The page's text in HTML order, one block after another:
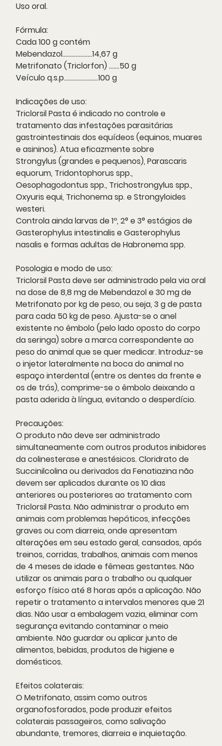
Uso oral.
Fórmula:
Cada 100 g contém
Mebendazol....................14,67 g
Metrifonato (Triclorfon) .......50 g
Veículo q.s.p.......................100 g
Indicações de uso:
Triclorsil Pasta é indicado no controle e
tratamento das infestações parasitárias
gastrointestinais dos equídeos (equinos, muares
e asininos). Atua eficazmente sobre
Strongylus (grandes e pequenos), Parascaris
equorum, Tridontophorus spp.,
Oesophagodontus spp., Trichostrongylus spp.,
Oxyuris equi, Trichonema sp. e Strongyloides
westeri.
Controla ainda larvas de 1º, 2° e 3° estágios de
Gasterophylus intestinalis e Gasterophylus
nasalis e formas adultas de Habronema spp.
Posologia e modo de uso:
Triclorsil Pasta deve ser administrado pela via oral
na dose de 8,8 mg de Mebendazol e 30 mg de
Metrifonato por kg de peso, ou seja, 3 g de pasta
para cada 50 kg de peso. Ajusta-se o anel
existente no êmbolo (pelo lado oposto do corpo
da seringa) sobre a marca correspondente ao
peso do animal que se quer medicar. Introduz-se
o injetor lateralmente na boca do animal no
espaço interdental (entre os dentes da frente e
os de trás), comprime-se o êmbolo deixando a
pasta aderida à língua, evitando o desperdício.
Precauções:
O produto não deve ser administrado
simultaneamente com outros produtos inibidores
da colinesterase e anestésicos. Cloridrato de
Succinilcolina ou derivados da Fenatiazina não
devem ser aplicados durante os 10 dias
anteriores ou posteriores ao tratamento com
Triclorsil Pasta. Não administrar o produto em
animais com problemas hepáticos, infecções
graves ou com diarreia, onde apresentam
alterações em seu estado geral, cansados, após
treinos, corridas, trabalhos, animais com menos
de 4 meses de idade e fêmeas gestantes. Não
utilizar os animais para o trabalho ou qualquer
esforço físico até 8 horas após a aplicação. Não
repetir o tratamento a intervalos menores que 21
dias. Não usar a embalagem vazia, eliminar com
segurança evitando contaminar o meio
ambiente. Não guardar ou aplicar junto de
alimentos, bebidas, produtos de higiene e
domésticos.
Efeitos colaterais:
O Metrifonato, assim como outros
organofosforados, pode produzir efeitos
colaterais passageiros, como salivação
abundante, tremores, diarreia e inquietação.